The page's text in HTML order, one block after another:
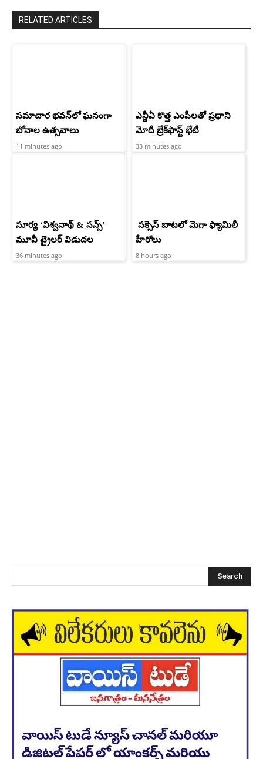
RELATED ARTICLES
సమాచార భవన్‌లో ఘనంగా
బోనాల ఉత్సవాలు
11 minutes ago
ఎన్డీఏ కొత్త ఎంపీలతో ప్రధాని
మోదీ బ్రేక్‌ఫాస్ట్ భేటీ
33 minutes ago
సూర్య ‘విశ్వనాథ్ & సన్స్’
మూవీ ట్రైలర్ విడుదల
36 minutes ago
సక్సెస్ బాటలో మెగా ఫ్యామిలీ
హీరోలు
8 hours ago
Search